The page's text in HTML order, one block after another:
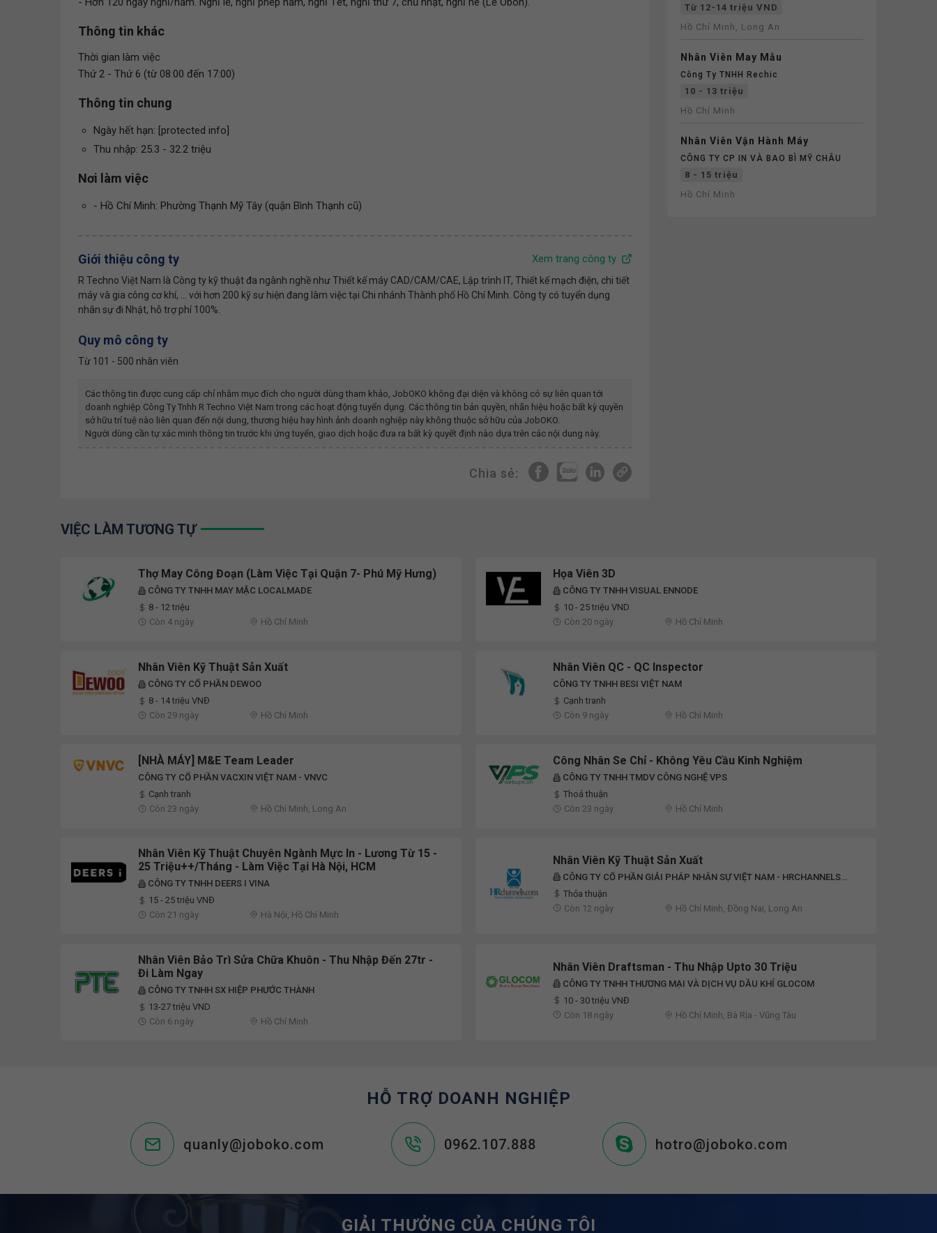
Thông tin khác
Thời gian làm việc
Thứ 2 - Thứ 6 (từ 08:00 đến 17:00)
Thông tin chung
Ngày hết hạn: [protected info]
Thu nhập: 25.3 - 32.2 triệu
Nơi làm việc
- Hồ Chí Minh: Phường Thạnh Mỹ Tây (quận Bình Thạnh cũ)
Giới thiệu công ty Xem trang công ty
R Techno Việt Nam là Công ty kỹ thuật đa ngành nghề như Thiết kế máy CAD/CAM/CAE, Lập trình IT, Thiết kế mạch điện, chi tiết
máy và gia công cơ khí, ... với hơn 200 kỹ sư hiện đang làm việc tại Chi nhánh Thành phố Hồ Chí Minh. Công ty có tuyển dụng
nhân sự đi Nhật, hỗ trợ phí 100%.
Quy mô công ty
Từ 101 - 500 nhân viên
Các thông tin được cung cấp chỉ nhằm mục đích cho người dùng tham khảo, JobOKO không đại diện và không có sự liên quan tới
doanh nghiệp Công Ty Tnhh R Techno Việt Nam trong các hoạt động tuyển dụng. Các thông tin bản quyền, nhãn hiệu hoặc bất kỳ quyền
sở hữu trí tuệ nào liên quan đến nội dung, thương hiệu hay hình ảnh doanh nghiệp này không thuộc sở hữu của JobOKO.
Người dùng cần tự xác minh thông tin trước khi ứng tuyển, giao dịch hoặc đưa ra bất kỳ quyết định nào dựa trên các nội dung này.
Chia sẻ:
Từ 12-14 triệu VND
Hồ Chí Minh, Long An
Nhân Viên May Mẫu
Công Ty TNHH Rechic
10 - 13 triệu
Hồ Chí Minh
Nhân Viên Vận Hành Máy
CÔNG TY CP IN VÀ BAO BÌ MỸ CHÂU
8 - 15 triệu
Hồ Chí Minh
VIỆC LÀM TƯƠNG TỰ
Thợ May Công Đoạn (Làm Việc Tại Quận 7- Phú Mỹ Hưng)
CÔNG TY TNHH MAY MẶC LOCALMADE
8 - 12 triệu
Còn 4 ngày
Hồ Chí Minh
Họa Viên 3D
CÔNG TY TNHH VISUAL ENNODE
10 - 25 triệu VND
Còn 20 ngày
Hồ Chí Minh
Nhân Viên Kỹ Thuật Sản Xuất
CÔNG TY CỔ PHẦN DEWOO
8 - 14 triệu VNĐ
Còn 29 ngày
Hồ Chí Minh
Nhân Viên QC - QC Inspector
CÔNG TY TNHH BESI VIỆT NAM
Cạnh tranh
Còn 9 ngày
Hồ Chí Minh
[NHÀ MÁY] M&E Team Leader
CÔNG TY CỔ PHẦN VACXIN VIỆT NAM - VNVC
Cạnh tranh
Còn 23 ngày
Hồ Chí Minh, Long An
Công Nhân Se Chỉ - Không Yêu Cầu Kinh Nghiệm
CÔNG TY TNHH TMDV CÔNG NGHỆ VPS
Thoả thuận
Còn 23 ngày
Hồ Chí Minh
Nhân Viên Kỹ Thuật Chuyên Ngành Mực In - Lương Từ 15 -
25 Triệu++/Tháng - Làm Việc Tại Hà Nội, HCM
CÔNG TY TNHH DEERS I VINA
15 - 25 triệu VNĐ
Còn 21 ngày
Hà Nội, Hồ Chí Minh
Nhân Viên Kỹ Thuật Sản Xuất
CÔNG TY CỔ PHẦN GIẢI PHÁP NHÂN SỰ VIỆT NAM - HRCHANNELS
GROUP
Thỏa thuận
Còn 12 ngày
Hồ Chí Minh, Đồng Nai, Long An
Nhân Viên Bảo Trì Sửa Chữa Khuôn - Thu Nhập Đến 27tr -
Đi Làm Ngay
CÔNG TY TNHH SX HIỆP PHƯỚC THÀNH
13-27 triệu VND
Còn 6 ngày
Hồ Chí Minh
Nhân Viên Draftsman - Thu Nhập Upto 30 Triệu
CÔNG TY TNHH THƯƠNG MẠI VÀ DỊCH VỤ DẦU KHÍ GLOCOM
10 - 30 triệu VNĐ
Còn 18 ngày
Hồ Chí Minh, Bà Rịa - Vũng Tàu
HỖ TRỢ DOANH NGHIỆP
quanly@joboko.com 0962.107.888 hotro@joboko.com
GIẢI THƯỞNG CỦA CHÚNG TÔI